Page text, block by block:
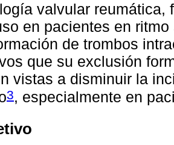
valvular reumática,
en pacientes en
de trombos
que su exclusión
vistas a disminuir la
3, especialmente en